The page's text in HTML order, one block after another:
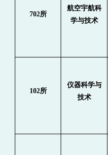
702所
航空宇航科
学与技术
102所
仪器科学与
技术